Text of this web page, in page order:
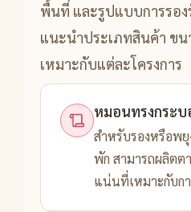
พื้นที่ และรูปแบบการรอง
แนะนำประเภทสินค้า ข
เหมาะกับแต่ละโครงการ
หมอนทรงกระบ
สำหรับรองหรือพยุ
พัก สามารถผลิตต
แน่นที่เหมาะกับก